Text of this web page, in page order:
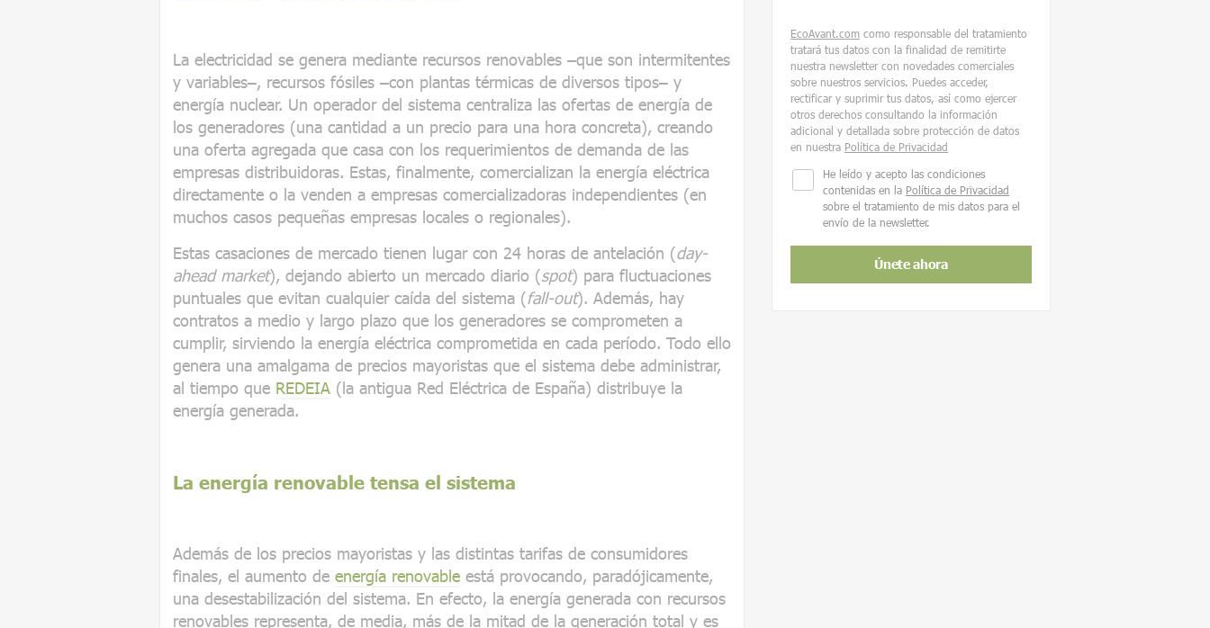
La electricidad se genera mediante recursos renovables –que son intermitentes
y variables–, recursos fósiles –con plantas térmicas de diversos tipos– y
energía nuclear. Un operador del sistema centraliza las ofertas de energía de
los generadores (una cantidad a un precio para una hora concreta), creando
una oferta agregada que casa con los requerimientos de demanda de las
empresas distribuidoras. Estas, finalmente, comercializan la energía eléctrica
directamente o la venden a empresas comercializadoras independientes (en
muchos casos pequeñas empresas locales o regionales).
Estas casaciones de mercado tienen lugar con 24 horas de antelación (day-
ahead market), dejando abierto un mercado diario (spot) para fluctuaciones
puntuales que evitan cualquier caída del sistema (fall-out). Además, hay
contratos a medio y largo plazo que los generadores se comprometen a
cumplir, sirviendo la energía eléctrica comprometida en cada período. Todo ello
genera una amalgama de precios mayoristas que el sistema debe administrar,
al tiempo que REDEIA (la antigua Red Eléctrica de España) distribuye la
energía generada.
La energía renovable tensa el sistema
Además de los precios mayoristas y las distintas tarifas de consumidores
finales, el aumento de energía renovable está provocando, paradójicamente,
una desestabilización del sistema. En efecto, la energía generada con recursos
renovables representa, de media, más de la mitad de la generación total y es
EcoAvant.com como responsable del tratamiento
tratará tus datos con la finalidad de remitirte
nuestra newsletter con novedades comerciales
sobre nuestros servicios. Puedes acceder,
rectificar y suprimir tus datos, así como ejercer
otros derechos consultando la información
adicional y detallada sobre protección de datos
en nuestra Política de Privacidad
He leído y acepto las condiciones
contenidas en la Política de Privacidad
sobre el tratamiento de mis datos para el
envío de la newsletter.